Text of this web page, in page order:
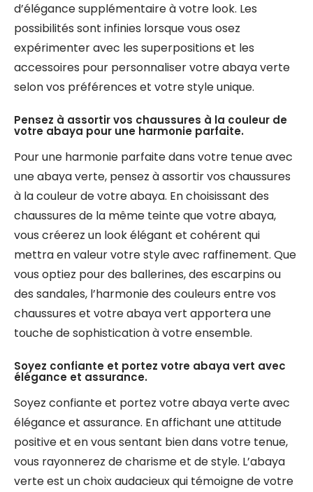
d’élégance supplémentaire à votre look. Les
possibilités sont infinies lorsque vous osez
expérimenter avec les superpositions et les
accessoires pour personnaliser votre abaya verte
selon vos préférences et votre style unique.
Pensez à assortir vos chaussures à la couleur de
votre abaya pour une harmonie parfaite.
Pour une harmonie parfaite dans votre tenue avec
une abaya verte, pensez à assortir vos chaussures
à la couleur de votre abaya. En choisissant des
chaussures de la même teinte que votre abaya,
vous créerez un look élégant et cohérent qui
mettra en valeur votre style avec raffinement. Que
vous optiez pour des ballerines, des escarpins ou
des sandales, l’harmonie des couleurs entre vos
chaussures et votre abaya vert apportera une
touche de sophistication à votre ensemble.
Soyez confiante et portez votre abaya vert avec
élégance et assurance.
Soyez confiante et portez votre abaya verte avec
élégance et assurance. En affichant une attitude
positive et en vous sentant bien dans votre tenue,
vous rayonnerez de charisme et de style. L’abaya
verte est un choix audacieux qui témoigne de votre